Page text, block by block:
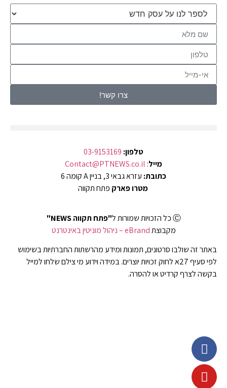
צרו קשר!
טלפון: 03-9153169
מייל:
Contact@PTNEWS.co.il
כתובת: עזרא גבאי 3, בניין A קומה 6
מטרו פארק פתח תקווה
Ⓒ כל הזכויות שמורות ל
"פתח תקווה NEWS"
מקבוצתeBrand – ניהול מוניטין באינטרנט
באתר זה שולבו סרטונים, תמונות ומידע מהרשתות החברתיות בשימוש
לפי סעיף 27א לחוק זכויות יוצרים. במידה וידוע מי צילם שלחו למייל
בקשה לצרף קרדיט או להסרה.